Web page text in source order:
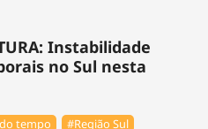
Instabilidade
no Sul nesta
tempo
#Região Sul